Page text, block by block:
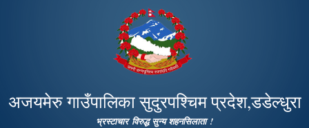
main
content
अजयमेरु गाउँपालिका सुदुरपश्चिम प्रदेश,डडेल्धुरा
भ्रस्टाचार विरुद्ध सुन्य शहनसिलाता !